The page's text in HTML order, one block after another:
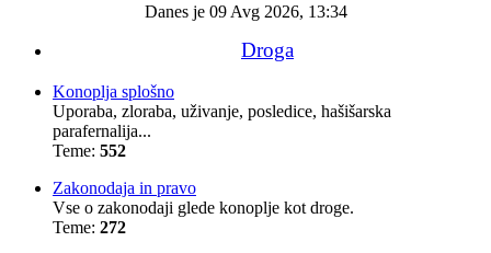
Danes je 09 Avg 2026, 13:34
Droga
Konoplja splošno
Uporaba, zloraba, uživanje, posledice, hašišarska
parafernalija...
Teme: 552
Zakonodaja in pravo
Vse o zakonodaji glede konoplje kot droge.
Teme: 272